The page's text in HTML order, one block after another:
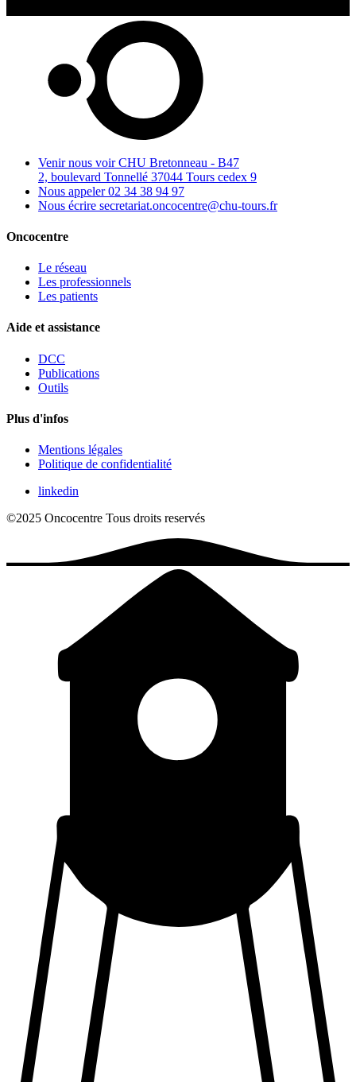
Venir nous voir CHU Bretonneau - B47
2, boulevard Tonnellé 37044 Tours cedex 9
Nous appeler 02 34 38 94 97
Nous écrire secretariat.oncocentre@chu-tours.fr
Oncocentre
Le réseau
Les professionnels
Les patients
Aide et assistance
DCC
Publications
Outils
Plus d'infos
Mentions légales
Politique de confidentialité
linkedin
©2025 Oncocentre Tous droits reservés